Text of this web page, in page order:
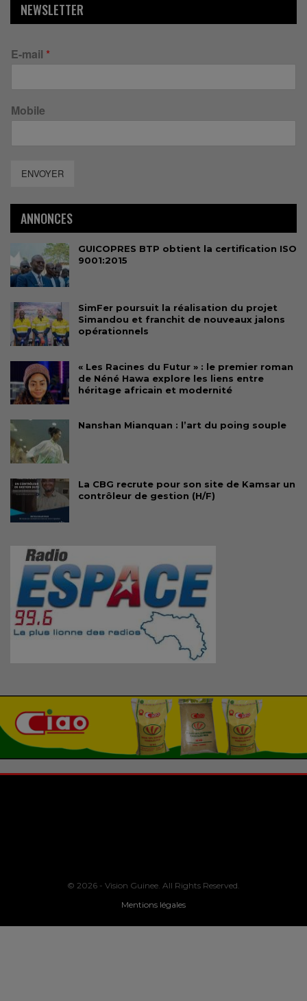
NEWSLETTER
E-mail *
Mobile
ENVOYER
ANNONCES
GUICOPRES BTP obtient la certification ISO
9001:2015
SimFer poursuit la réalisation du projet
Simandou et franchit de nouveaux jalons
opérationnels
« Les Racines du Futur » : le premier roman
de Néné Hawa explore les liens entre
héritage africain et modernité
Nanshan Mianquan : l’art du poing souple
La CBG recrute pour son site de Kamsar un
contrôleur de gestion (H/F)
© 2026 - Vision Guinee. All Rights Reserved.
Mentions légales